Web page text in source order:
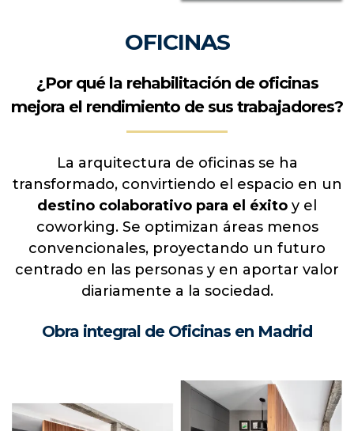
OFICINAS